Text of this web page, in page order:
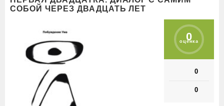
СОБОЙ ЧЕРЕЗ ДВАДЦАТЬ ЛЕТ
0
оценка
0
0